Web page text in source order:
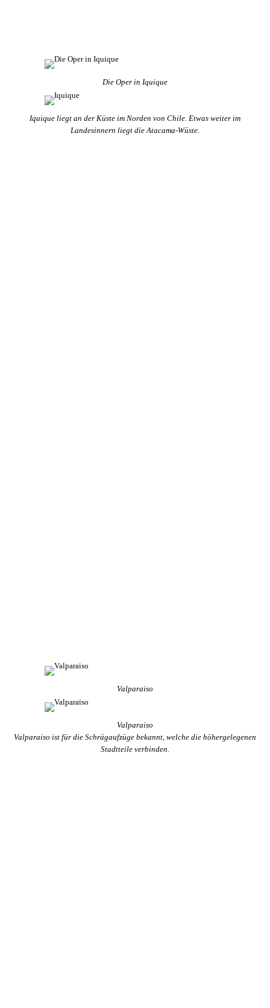
Die Oper in Iquique
Iquique liegt an der Küste im Norden von Chile. Etwas weiter im
Landesinnern liegt die Atacama-Wüste.
Valparaiso
Valparaiso
Valparaiso ist für die Schrägaufzüge bekannt, welche die höhergelegenen
Stadtteile verbinden.